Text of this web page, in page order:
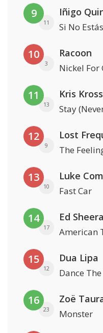
9
11
Iñigo
Si No Estás
10
3
Racoon
Nickel For
11
13 Stay
12
9
Lost
The
13
10
Luke
Fast Car
14
17
Ed
American
15
12
Dua Lipa
Dance
16
23
Zoë
Monster